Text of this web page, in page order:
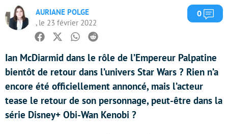
AURIANE POLGE
, le 23 février 2022
0
Facebook
TwitterWhatsapp
Reddit
Ian McDiarmid dans le rôle de l’Empereur Palpatine
bientôt de retour dans l’univers Star Wars ? Rien n’a
encore été officiellement annoncé, mais l’acteur
tease le retour de son personnage, peut-être dans la
série Disney+ Obi-Wan Kenobi ?